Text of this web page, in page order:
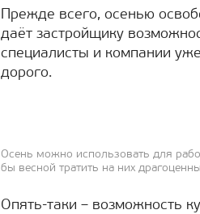
Прежде всего, осенью
даёт застройщику
специалисты и компании
дорого.
Осень можно использовать для
бы весной тратить на них
Опять-таки – возможность